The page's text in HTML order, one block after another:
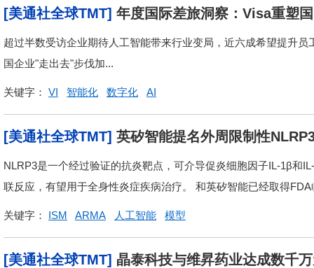
[美通社全球TMT] 年度国际差旅洞察：Visa重塑
超过半数受访企业期待人工智能带来行业变局，近六成希望提升
国企业"走出去"步伐加...
关键字： VI 智能化 数字化 AI
[美通社全球TMT] 英矽智能提名外周限制性
多种炎症及代谢相关疾病治疗
NLRP3是一个经过验证的抗炎靶点，可介导促炎细胞因子IL-1β和
联反应，有望用于全身性炎症疾病治疗。 和英矽智能已经取得
关键字： ISM ARMA 人工智能 模型
[美通社全球TMT] 晶泰科技与维昇药业达成数千